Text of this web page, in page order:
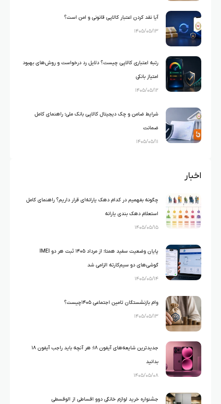
آیا نقد کردن اعتبار کالاپی قانونی و امن است؟
۱۴۰۵/۰۵/۱۳
رتبه اعتباری کالاپی چیست؟ دلایل رد درخواست و روش‌های بهبود
امتیاز بانکی
۱۴۰۵/۰۵/۱۲
شرایط ضامن و چک دیجیتال کالاپی بانک ملی؛ راهنمای کامل
ضمانت
۱۴۰۵/۰۵/۱۱
اخبار
چگونه بفهمیم در کدام دهک یارانه‌ای قرار داریم؟ راهنمای کامل
استعلام دهک بندی یارانه
۱۴۰۵/۰۵/۱۵
پایان وضعیت سفید همتا؛ از مرداد ۱۴۰۵ ثبت هر دو IMEI
گوشی‌های دو سیم‌کارته الزامی شد
۱۴۰۵/۰۵/۱۴
وام بازنشستگان تامین اجتماعی ۱۴۰۵چیست؟
۱۴۰۵/۰۵/۱۳
جدیدترین شایعه‌های آیفون ۱۸؛ هر آنچه باید راجب آیفون ۱۸
بدانید
۱۴۰۵/۰۵/۰۸
جشنواره خرید لوازم خانگی دوو اقساطی از الوقسطی